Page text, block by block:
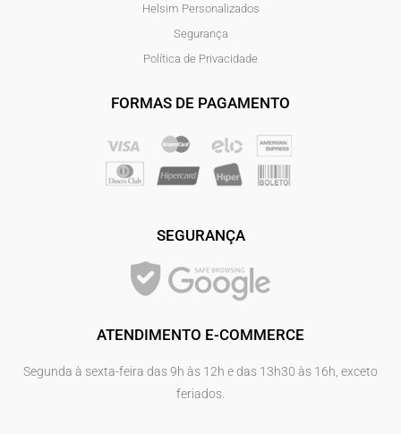
Helsim Personalizados
Segurança
Política de Privacidade
FORMAS DE PAGAMENTO
SEGURANÇA
ATENDIMENTO E-COMMERCE
Segunda à sexta-feira das 9h às 12h e das 13h30 às 16h, exceto
feriados.